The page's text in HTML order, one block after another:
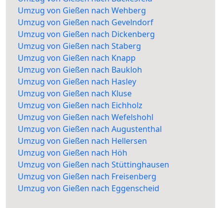
Umzug von Gießen nach Wehberg
Umzug von Gießen nach Gevelndorf
Umzug von Gießen nach Dickenberg
Umzug von Gießen nach Staberg
Umzug von Gießen nach Knapp
Umzug von Gießen nach Baukloh
Umzug von Gießen nach Hasley
Umzug von Gießen nach Kluse
Umzug von Gießen nach Eichholz
Umzug von Gießen nach Wefelshohl
Umzug von Gießen nach Augustenthal
Umzug von Gießen nach Hellersen
Umzug von Gießen nach Höh
Umzug von Gießen nach Stüttinghausen
Umzug von Gießen nach Freisenberg
Umzug von Gießen nach Eggenscheid